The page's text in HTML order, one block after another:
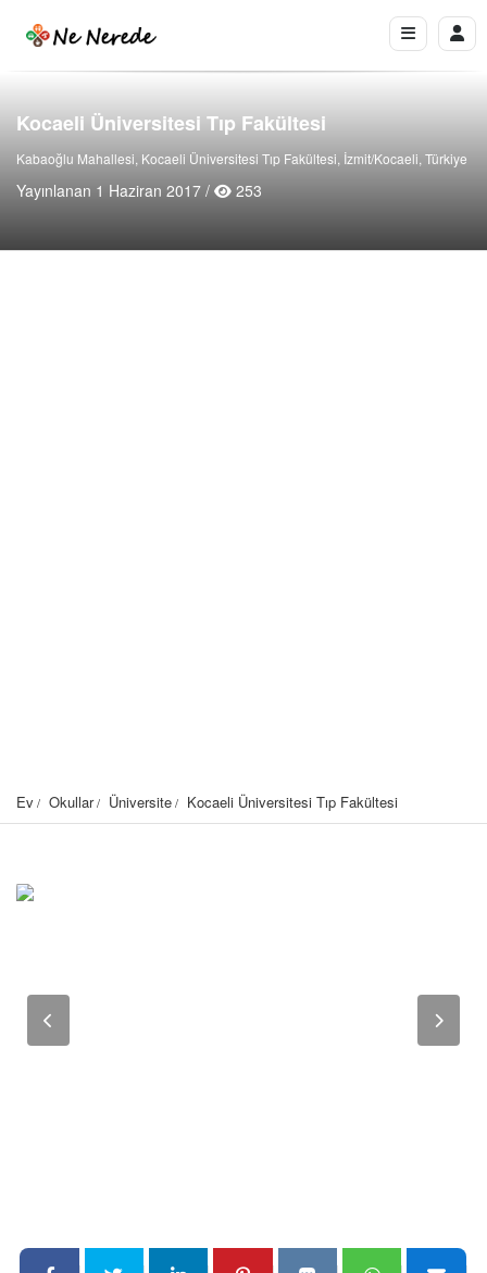
Kocaeli Üniversitesi Tıp Fakültesi
Kabaoğlu Mahallesi, Kocaeli Üniversitesi Tıp Fakültesi, İzmit/Kocaeli, Türkiye
Yayınlanan 1 Haziran 2017 / 253
Ev Okullar Üniversite Kocaeli Üniversitesi Tıp Fakültesi